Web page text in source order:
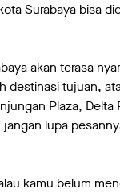
Surabaya bisa
akan terasa
destinasi tujuan,
Plaza,
lupa
kamu belum